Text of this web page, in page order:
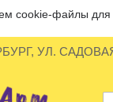
cookie-файлы для
УЛ.